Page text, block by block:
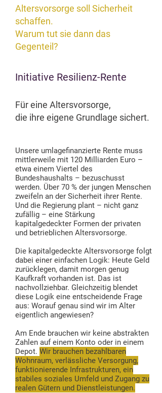
Altersvorsorge soll Sicherheit
schaffen.
Warum tut sie dann das
Gegenteil?
Initiative Resilienz-Rente
Für eine Altersvorsorge,
die ihre eigene Grundlage sichert.
Unsere umlagefinanzierte Rente muss
mittlerweile mit 120 Milliarden Euro –
etwa einem Viertel des
Bundeshaushalts – bezuschusst
werden. Über 70 % der jungen Menschen
zweifeln an der Sicherheit ihrer Rente.
Und die Regierung plant – nicht ganz
zufällig – eine Stärkung
kapitalgedeckter Formen der privaten
und betrieblichen Altersvorsorge.
Die kapitalgedeckte Altersvorsorge folgt
dabei einer einfachen Logik: Heute Geld
zurücklegen, damit morgen genug
Kaufkraft vorhanden ist. Das ist
nachvollziehbar. Gleichzeitig blendet
diese Logik eine entscheidende Frage
aus: Worauf genau sind wir im Alter
eigentlich angewiesen?
Am Ende brauchen wir keine abstrakten
Zahlen auf einem Konto oder in einem
Depot. Wir brauchen bezahlbaren
Wohnraum, verlässliche Versorgung,
funktionierende Infrastrukturen, ein
stabiles soziales Umfeld und Zugang zu
realen Gütern und Dienstleistungen.